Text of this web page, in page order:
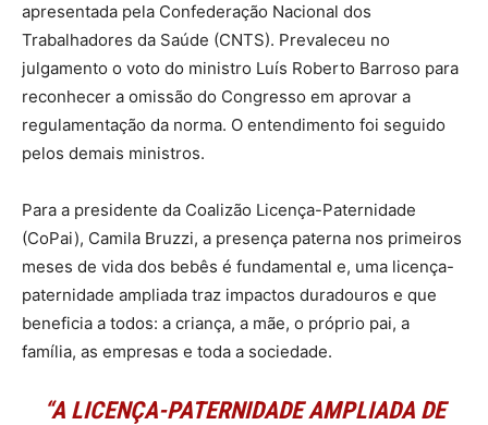
apresentada pela Confederação Nacional dos
Trabalhadores da Saúde (CNTS). Prevaleceu no
julgamento o voto do ministro Luís Roberto Barroso para
reconhecer a omissão do Congresso em aprovar a
regulamentação da norma. O entendimento foi seguido
pelos demais ministros.
Para a presidente da Coalizão Licença-Paternidade
(CoPai), Camila Bruzzi, a presença paterna nos primeiros
meses de vida dos bebês é fundamental e, uma licença-
paternidade ampliada traz impactos duradouros e que
beneficia a todos: a criança, a mãe, o próprio pai, a
família, as empresas e toda a sociedade.
“A LICENÇA-PATERNIDADE AMPLIADA DE